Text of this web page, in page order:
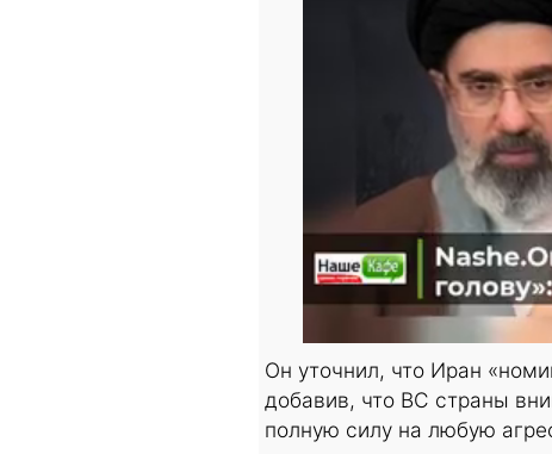
Он уточнил, что Иран
добавив, что ВС страны
полную силу на любую